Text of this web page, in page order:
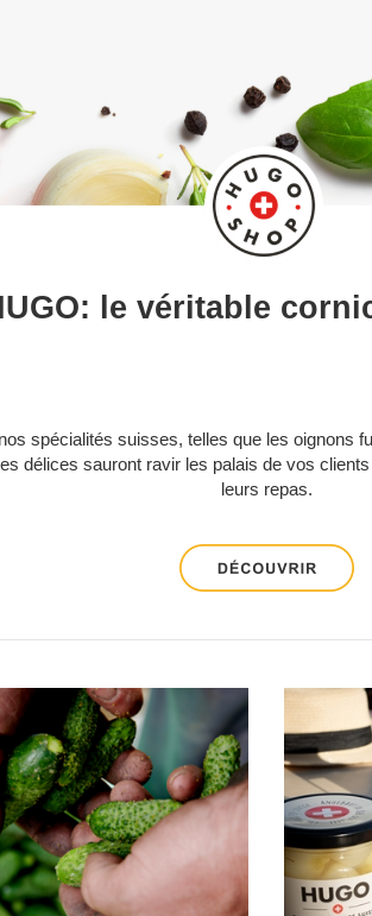
le véritable
spécialités suisses, telles que les oignons
délices sauront ravir les palais de vos
leurs repas.